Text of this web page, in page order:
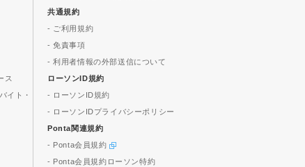
ス
イト・
共通規約
- ご利用規約
- 免責事項
- 利用者情報の外部送信について
ローソンID規約
- ローソンID規約
- ローソンIDプライバシーポリシー
Ponta関連規約
- Ponta会員規約
- Ponta会員規約ローソン特約